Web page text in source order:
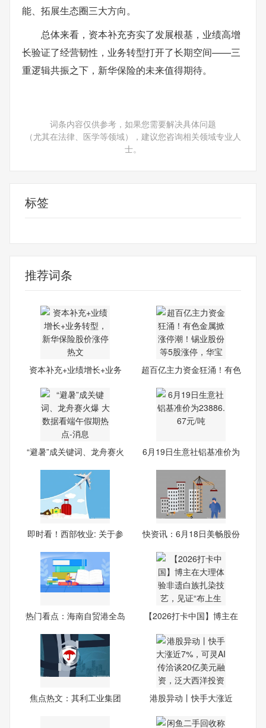
能、拓展生态圈三大方向。
总体来看，资本补充夯实了发展根基，业绩高增
长验证了经营韧性，业务转型打开了长期空间——三
重逻辑共振之下，新华保险的未来值得期待。
词条内容仅供参考，如果您需要解决具体问题
（尤其在法律、医学等领域），建议您咨询相关领域专业人
士。
标签
推荐词条
资本补充+业绩增长+业务
超百亿主力资金狂涌！有色
“避暑”成关键词、龙舟赛火
6月19日生意社铝基准价为
即时看！西部牧业: 关于参
快资讯：6月18日美畅股份
热门看点：海南自贸港全岛
【2026打卡中国】博主在
焦点热文：其利工业集团
港股异动丨快手大涨近